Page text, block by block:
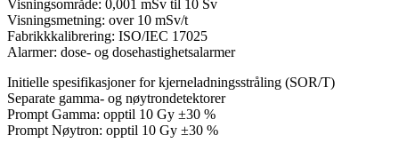
Visningsområde: 0,001 mSv til 10 Sv
Visningsmetning: over 10 mSv/t
Fabrikkkalibrering: ISO/IEC 17025
Alarmer: dose- og dosehastighetsalarmer
Initielle spesifikasjoner for kjerneladningsstråling (SOR/T)
Separate gamma- og nøytrondetektorer
Prompt Gamma: opptil 10 Gy ±30 %
Prompt Nøytron: opptil 10 Gy ±30 %